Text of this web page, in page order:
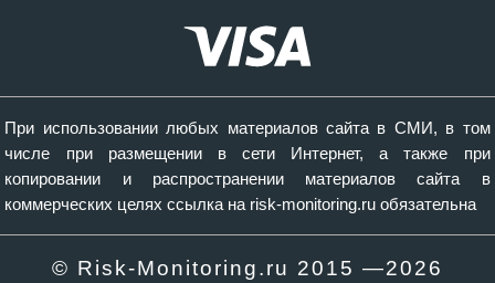
При использовании любых материалов сайта в СМИ, в том
числе при размещении в сети Интернет, а также при
копировании и распространении материалов сайта в
коммерческих целях ссылка на risk-monitoring.ru обязательна
© Risk-Monitoring.ru 2015 —2026